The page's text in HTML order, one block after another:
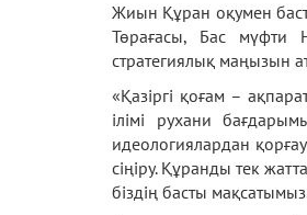
Жиын Құран оқумен
Төрағасы, Бас мүфти
стратегиялық маңызын
«Қазіргі қоғам –
ілімі рухани
идеологиялардан
сіңіру. Құранды тек
біздің басты